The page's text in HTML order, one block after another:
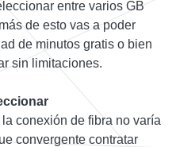
entre varios GB
de esto vas a poder
de minutos gratis o bien
sin limitaciones.
conexión de fibra no varía
convergente contratar